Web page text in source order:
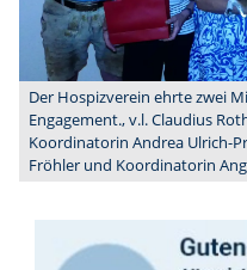
Der Hospizverein ehrte zwei
Engagement., v.l. Claudius
Koordinatorin Andrea Ulrich-
Fröhler und Koordinatorin